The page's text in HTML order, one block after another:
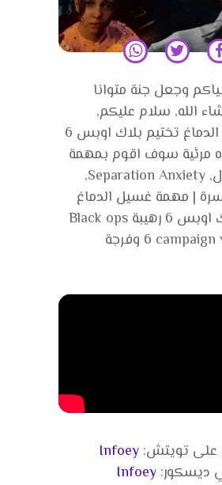
وجعل جنة متوانا
الله, سلام عليكم,
مهمة غسيل الدماغ تختيم بلاك اوبس 6
سوف اقوم بمهمة
قلق الانفصال, Separation Anxiety,
| مهمة غسيل الدماغ
من قصة بلاك اوبس 6 رهيبة Black ops
6 campaign walkthrough وفرجة
على تويتش: Infoey
ديسكور: Infoey